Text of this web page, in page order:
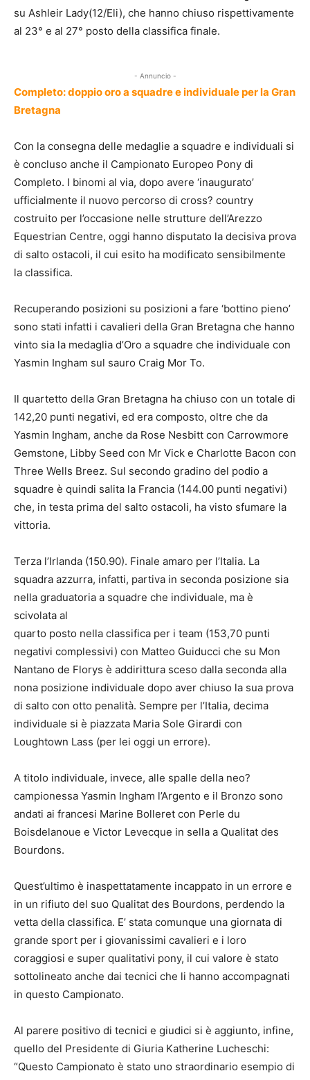
su Ashleir Lady(12/Eli), che hanno chiuso rispettivamente
al 23° e al 27° posto della classifica finale.
- Annuncio -
Completo: doppio oro a squadre e individuale per la Gran
Bretagna
Con la consegna delle medaglie a squadre e individuali si
è concluso anche il Campionato Europeo Pony di
Completo. I binomi al via, dopo avere ‘inaugurato’
ufficialmente il nuovo percorso di cross? country
costruito per l’occasione nelle strutture dell’Arezzo
Equestrian Centre, oggi hanno disputato la decisiva prova
di salto ostacoli, il cui esito ha modificato sensibilmente
la classifica.
Recuperando posizioni su posizioni a fare ‘bottino pieno’
sono stati infatti i cavalieri della Gran Bretagna che hanno
vinto sia la medaglia d’Oro a squadre che individuale con
Yasmin Ingham sul sauro Craig Mor To.
Il quartetto della Gran Bretagna ha chiuso con un totale di
142,20 punti negativi, ed era composto, oltre che da
Yasmin Ingham, anche da Rose Nesbitt con Carrowmore
Gemstone, Libby Seed con Mr Vick e Charlotte Bacon con
Three Wells Breez. Sul secondo gradino del podio a
squadre è quindi salita la Francia (144.00 punti negativi)
che, in testa prima del salto ostacoli, ha visto sfumare la
vittoria.
Terza l’Irlanda (150.90). Finale amaro per l’Italia. La
squadra azzurra, infatti, partiva in seconda posizione sia
nella graduatoria a squadre che individuale, ma è
scivolata al
quarto posto nella classifica per i team (153,70 punti
negativi complessivi) con Matteo Guiducci che su Mon
Nantano de Florys è addirittura sceso dalla seconda alla
nona posizione individuale dopo aver chiuso la sua prova
di salto con otto penalità. Sempre per l’Italia, decima
individuale si è piazzata Maria Sole Girardi con
Loughtown Lass (per lei oggi un errore).
A titolo individuale, invece, alle spalle della neo?
campionessa Yasmin Ingham l’Argento e il Bronzo sono
andati ai francesi Marine Bolleret con Perle du
Boisdelanoue e Victor Levecque in sella a Qualitat des
Bourdons.
Quest’ultimo è inaspettatamente incappato in un errore e
in un rifiuto del suo Qualitat des Bourdons, perdendo la
vetta della classifica. E’ stata comunque una giornata di
grande sport per i giovanissimi cavalieri e i loro
coraggiosi e super qualitativi pony, il cui valore è stato
sottolineato anche dai tecnici che li hanno accompagnati
in questo Campionato.
Al parere positivo di tecnici e giudici si è aggiunto, infine,
quello del Presidente di Giuria Katherine Lucheschi:
“Questo Campionato è stato uno straordinario esempio di